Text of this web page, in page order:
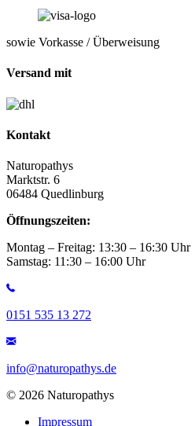
sowie Vorkasse / Überweisung
Versand mit
Kontakt
Naturopathys
Marktstr. 6
06484 Quedlinburg
Öffnungszeiten:
Montag – Freitag: 13:30 – 16:30 Uhr
Samstag: 11:30 – 16:00 Uhr
0151 535 13 272
info@naturopathys.de
© 2026 Naturopathys
Impressum